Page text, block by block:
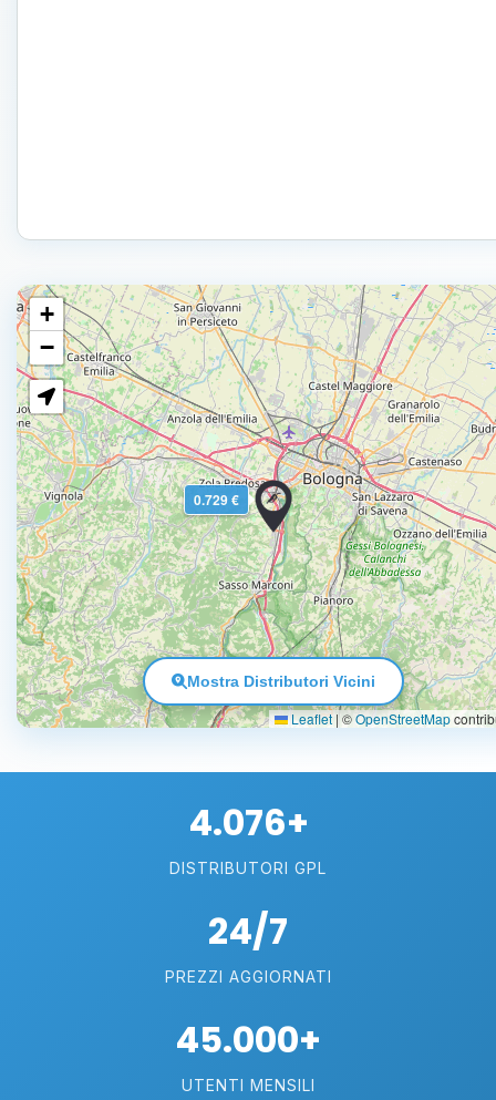
0.729 €
+
−
Leaflet | ©OpenStreetMap
Mostra Distributori Vicini
4.076+
DISTRIBUTORI GPL
24/7
PREZZI AGGIORNATI
45.000+
UTENTI MENSILI